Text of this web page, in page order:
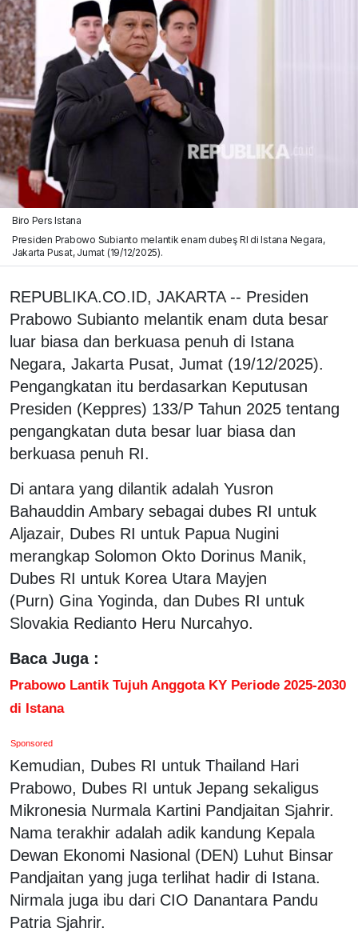
Biro Pers Istana
Presiden Prabowo Subianto melantik enam dubeş RI di Istana Negara,
Jakarta Pusat, Jumat (19/12/2025).
REPUBLIKA.CO.ID, JAKARTA -- Presiden
Prabowo Subianto melantik enam duta besar
luar biasa dan berkuasa penuh di Istana
Negara, Jakarta Pusat, Jumat (19/12/2025).
Pengangkatan itu berdasarkan Keputusan
Presiden (Keppres) 133/P Tahun 2025 tentang
pengangkatan duta besar luar biasa dan
berkuasa penuh RI.
Di antara yang dilantik adalah Yusron
Bahauddin Ambary sebagai dubes RI untuk
Aljazair, Dubes RI untuk Papua Nugini
merangkap Solomon Okto Dorinus Manik,
Dubes RI untuk Korea Utara Mayjen
(Purn) Gina Yoginda, dan Dubes RI untuk
Slovakia Redianto Heru Nurcahyo.
Baca Juga :
Prabowo Lantik Tujuh Anggota KY Periode 2025-2030
di Istana
Sponsored
Kemudian, Dubes RI untuk Thailand Hari
Prabowo, Dubes RI untuk Jepang sekaligus
Mikronesia Nurmala Kartini Pandjaitan Sjahrir.
Nama terakhir adalah adik kandung Kepala
Dewan Ekonomi Nasional (DEN) Luhut Binsar
Pandjaitan yang juga terlihat hadir di Istana.
Nirmala juga ibu dari CIO Danantara Pandu
Patria Sjahrir.